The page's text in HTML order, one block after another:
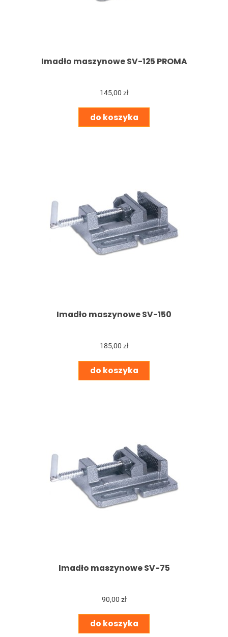
Imadło maszynowe SV-125 PROMA
145,00 zł
do koszyka
Imadło maszynowe SV-150
185,00 zł
do koszyka
Imadło maszynowe SV-75
90,00 zł
do koszyka